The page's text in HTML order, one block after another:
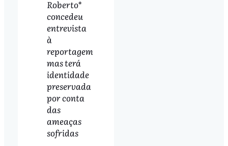
Roberto*
concedeu
entrevista
à
reportagem
mas terá
identidade
preservada
por conta
das
ameaças
sofridas